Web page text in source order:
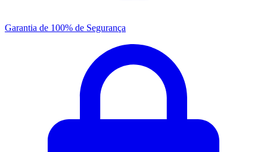
Garantia de 100% de Segurança